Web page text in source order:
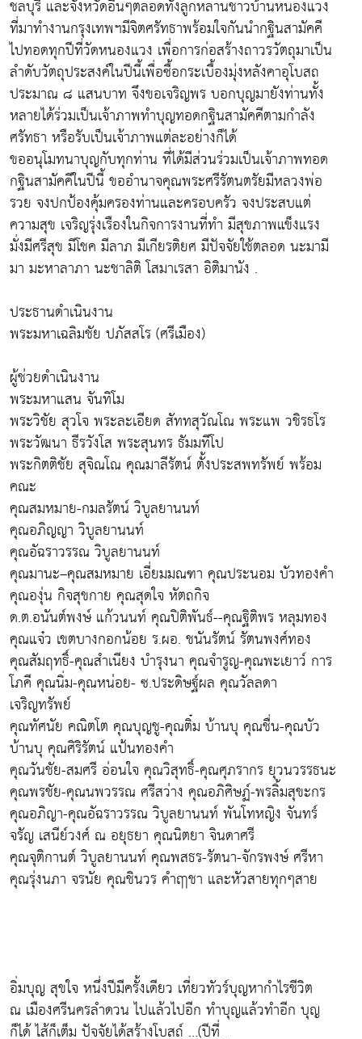
ชลบุรี และจังหวัดอื่นๆตลอดทั้งลูกหลานชาวบ้านหนองแวง
ที่มาทำงานกรุงเทพฯมีจิตศรัทธาพร้อมใจกันนำกฐินสามัคคี
ไปทอดทุกปีที่วัดหนองแวง เพื่อการก่อสร้างถาวรวัตถุมาเป็น
ลำดับวัตถุประสงค์ในปีนี้เพื่อซื้อกระเบื้องมุ่งหลังคาอุโบสถ
ประมาณ ๘ แสนบาท จึงขอเจริญพร บอกบุญมายังท่านทั้ง
หลายได้ร่วมเป็นเจ้าภาพทำบุญทอดกฐินสามัคคีตามกำลัง
ศรัทธา หรือรับเป็นเจ้าภาพแต่ละอย่างก็ได้
ขออนุโมทนาบุญกับทุกท่าน ที่ได้มีส่วนร่วมเป็นเจ้าภาพทอด
กฐินสามัคคีในปีนี้ ขออำนาจคุณพระศรีรัตนตรัยมีหลวงพ่อ
รวย จงปกป้องคุ้มครองท่านและครอบครัว จงประสบแต่
ความสุข เจริญรุ่งเรืองในกิจการงานที่ทำ มีสุขภาพแข็งแรง
มั่งมีศรีสุข มีโชค มีลาภ มีเกียรติยศ มีปัจจัยใช้ตลอด นะมามี
มา มะหาลาภา นะชาลิติ โสมาเรสา อิติมานัง .
ประธานดำเนินงาน
พระมหาเฉลิมชัย ปภัสสโร (ศรีเมือง)
ผู้ช่วยดำเนินงาน
พระมหาแสน จันทิโม
พระวิชัย สุวโจ พระละเอียด สัททสุวัณโณ พระแพ วชิรธโร
พระวัฒนา ธีรวังโส พระสุนทร ธัมมทีโป
พระกิตติชัย สุจิณโณ คุณมาลีรัตน์ ตั้งประสพทรัพย์ พร้อม
คณะ
คุณสมหมาย-กมลรัตน์ วิบูลยานนท์
คุณอภิญญา วิบูลยานนท์
คุณอัฉราวรรณ วิบูลยานนท์
คุณมานะ–คุณสมหมาย เอี่ยมมณฑา คุณประนอม บัวทองคำ
คุณองุ่น กิจสุขกาย คุณสุดใจ หัตถกิจ
ด.ต.อนันต์พงษ์ แก้วนนท์ คุณปิติพันธ์--คุณฐิติพร หลุมทอง
คุณแจ๋ว เขตบางกอกน้อย ร.ผอ. ชนันรัตน์ รัตนพงศ์ทอง
คุณสัมฤทธิ์-คุณสำเนียง บำรุงนา คุณจำรูญ-คุณพะเยาว์ การ
โภคี คุณนิ่ม-คุณหน่อย- ซ.ประดิษฐ์ผล คุณวัลลดา
เจริญทรัพย์
คุณทัศนัย คณิตโต คุณบุญชู-คุณติ๋ม บ้านบุ คุณชื่น-คุณบัว
บ้านบุ คุณศิริรัตน์ แป้นทองคำ
คุณวันชัย-สมศรี อ่อนใจ คุณวิสุทธิ์-คุณศุภรากร ยุวนวรรธนะ
คุณพรชัย-คุณนพวรรณ ศรีสว่าง คุณอภิศิษฏ์-พรลิ้มสุขะกร
คุณอภิญา-คุณอัฉราวรรณ วิบูลยานนท์ พันโทหญิง จันทร์
จรัญ เสนีย์วงศ์ ณ อยุธยา คุณนิตยา จินดาศรี
คุณจุติกานต์ วิบูลยานนท์ คุณพสธร-รัตนา-จักรพงษ์ ศรีหา
คุณรุ่งนภา จรนัย คุณชินวร คำฤาชา และหัวสายทุกๆสาย
อิ่มบุญ สุขใจ หนึ่งปีมีครั้งเดียว เที่ยวทัวร์บุญหากำไรชีวิต
ณ เมืองศรีนครลำดวน ไปแล้วไปอีก ทำบุญแล้วทำอีก บุญ
ก็ได้ ไส้ก็เต็ม ปัจจัยได้สร้างโบสถ์ …(ปีที่